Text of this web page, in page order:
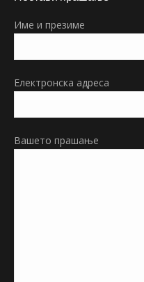
new
Име и презиме
Електронска адреса
Вашето прашање